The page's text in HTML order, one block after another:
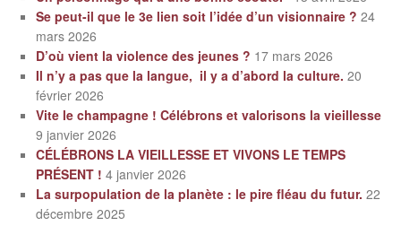
Se peut-il que le 3e lien soit l’idée d’un visionnaire ? 24
mars 2026
D’où vient la violence des jeunes ? 17 mars 2026
Il n’y a pas que la langue, il y a d’abord la culture. 20
février 2026
Vite le champagne ! Célébrons et valorisons la vieillesse
9 janvier 2026
CÉLÉBRONS LA VIEILLESSE ET VIVONS LE TEMPS
PRÉSENT ! 4 janvier 2026
La surpopulation de la planète : le pire fléau du futur. 22
décembre 2025